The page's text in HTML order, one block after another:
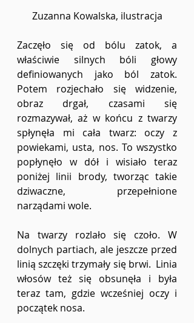
Zuzanna Kowalska, ilustracja
Zaczęło się od bólu zatok, a
właściwie silnych bóli głowy
definiowanych jako ból zatok.
Potem rozjechało się widzenie,
obraz drgał, czasami się
rozmazywał, aż w końcu z twarzy
spłynęła mi cała twarz: oczy z
powiekami, usta, nos. To wszystko
popłynęło w dół i wisiało teraz
poniżej linii brody, tworząc takie
dziwaczne, przepełnione
narządami wole.
Na twarzy rozlało się czoło. W
dolnych partiach, ale jeszcze przed
linią szczęki trzymały się brwi.  Linia
włosów też się obsunęła i była
teraz tam, gdzie wcześniej oczy i
początek nosa.